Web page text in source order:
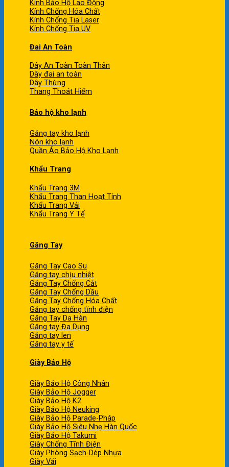
Kính Bảo Hộ Lao Động
Kính Chống Hóa Chất
Kính Chống Tia Laser
Kính Chống Tia UV
Đai An Toàn
Dây An Toàn Toàn Thân
Dây đai an toàn
Dây Thừng
Thang Thoát Hiểm
Bảo hộ kho lạnh
Găng tay kho lạnh
Nón kho lạnh
Quần Áo Bảo Hộ Kho Lạnh
Khẩu Trang
Khẩu Trang 3M
Khẩu Trang Than Hoạt Tính
Khẩu Trang Vải
Khẩu Trang Y Tế
Găng Tay
Găng Tay Cao Su
Găng tay chịu nhiệt
Găng Tay Chống Cắt
Găng Tay Chống Dầu
Găng Tay Chống Hóa Chất
Găng tay chống tĩnh điện
Găng Tay Da Hàn
Găng tay Đa Dụng
Găng tay len
Găng tay y tế
Giày Bảo Hộ
Giày Bảo Hộ Công Nhân
Giày Bảo Hộ Jogger
Giày Bảo Hộ K2
Giày Bảo Hộ Neuking
Giày Bảo Hộ Parade-Pháp
Giày Bảo Hộ Siêu Nhẹ Hàn Quốc
Giày Bảo Hộ Takumi
Giày Chống Tĩnh Điện
Giày Phòng Sạch-Dép Nhựa
Giày Vải